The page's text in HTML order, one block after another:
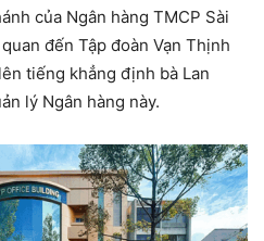
của Ngân hàng TMCP Sài
đến Tập đoàn Vạn Thịnh
tiếng khẳng định bà Lan
lý Ngân hàng này.